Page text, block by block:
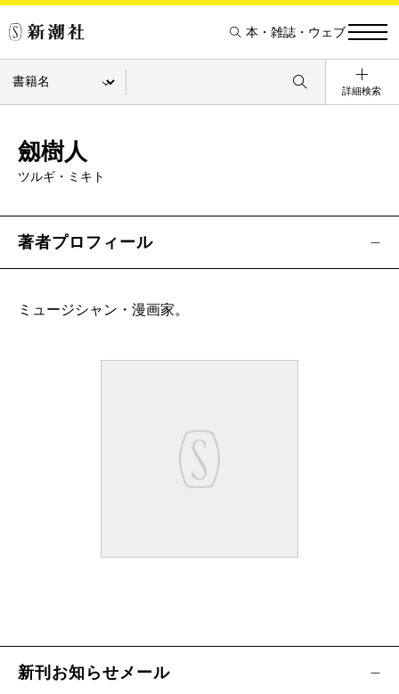
本・雑誌・ウェブ
詳細検索
劔樹人
ツルギ・ミキト
著者プロフィール
ミュージシャン・漫画家。
新刊お知らせメール